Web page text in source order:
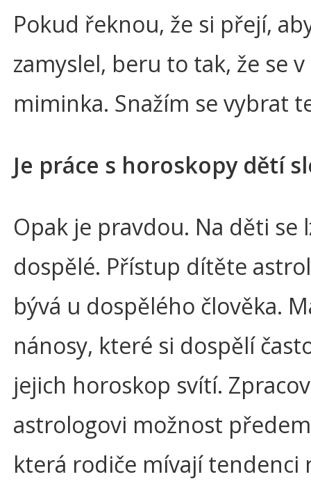
Pokud řeknou, že si přejí,
zamyslel, beru to tak, že se
miminka. Snažím se vybrat
Je práce s horoskopy dětí
Opak je pravdou. Na děti se
dospělé. Přístup dítěte
bývá u dospělého člověka.
nánosy, které si dospělí
jejich horoskop svítí.
astrologovi možnost
která rodiče mívají